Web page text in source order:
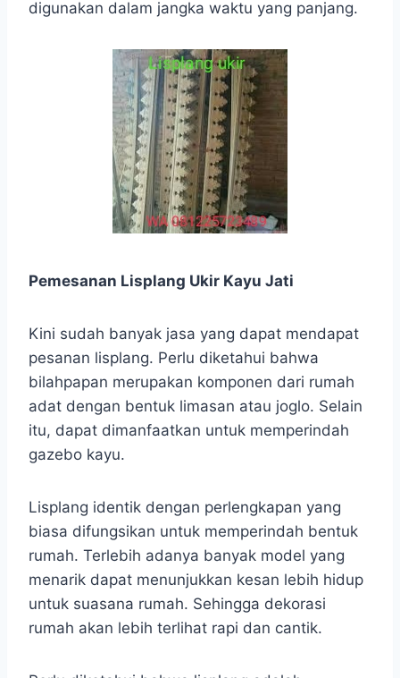
digunakan dalam jangka waktu yang panjang.
Pemesanan Lisplang Ukir Kayu Jati
Kini sudah banyak jasa yang dapat mendapat
pesanan lisplang. Perlu diketahui bahwa
bilahpapan merupakan komponen dari rumah
adat dengan bentuk limasan atau joglo. Selain
itu, dapat dimanfaatkan untuk memperindah
gazebo kayu.
Lisplang identik dengan perlengkapan yang
biasa difungsikan untuk memperindah bentuk
rumah. Terlebih adanya banyak model yang
menarik dapat menunjukkan kesan lebih hidup
untuk suasana rumah. Sehingga dekorasi
rumah akan lebih terlihat rapi dan cantik.